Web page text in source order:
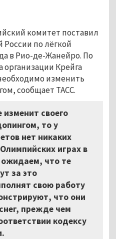
комитет поставил
России по лёгкой
в Рио-де-Жанейро. По
Крейга
изменить
сообщает ТАСС.
изменит своего
то у
нет никаких
играх в
что те
за это
свою работу
что они
прежде чем
кодексу